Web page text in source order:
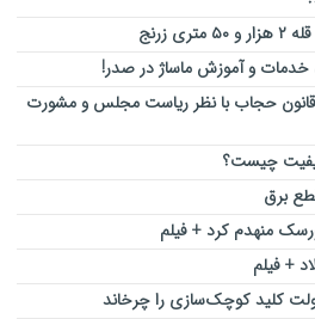
حجاب با نظر ریاست مجلس و مشورت
چیست؟
برق
منهدم کرد + فیلم
+ فیلم
کلید کوچک‌سازی را چرخاند